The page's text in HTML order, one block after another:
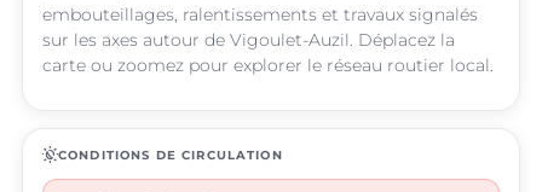
embouteillages, ralentissements et travaux signalés
sur les axes autour de Vigoulet-Auzil. Déplacez la
carte ou zoomez pour explorer le réseau routier local.
routineCONDITIONS DE CIRCULATION